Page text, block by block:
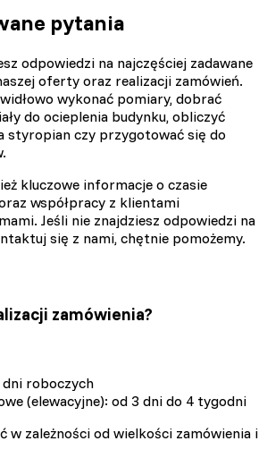
pytania
odpowiedzi na najczęściej zadawane
oferty oraz realizacji zamówień.
wykonać pomiary, dobrać
do ocieplenia budynku, obliczyć
styropian czy przygotować się do
kluczowe informacje o czasie
współpracy z klientami
Jeśli nie znajdziesz odpowiedzi na
się z nami, chętnie pomożemy.
zamówienia?
roboczych
(elewacyjne): od 3 dni do 4 tygodni
w zależności od wielkości zamówienia i